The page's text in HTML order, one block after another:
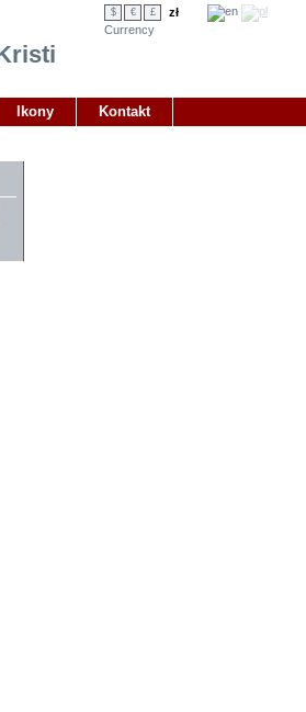
$ € £
zł
Currency
Ikony Kontakt